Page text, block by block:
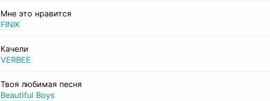
Мне это нравится
FINIK
Качели
VERBEE
Твоя любимая песня
Beautiful Boys